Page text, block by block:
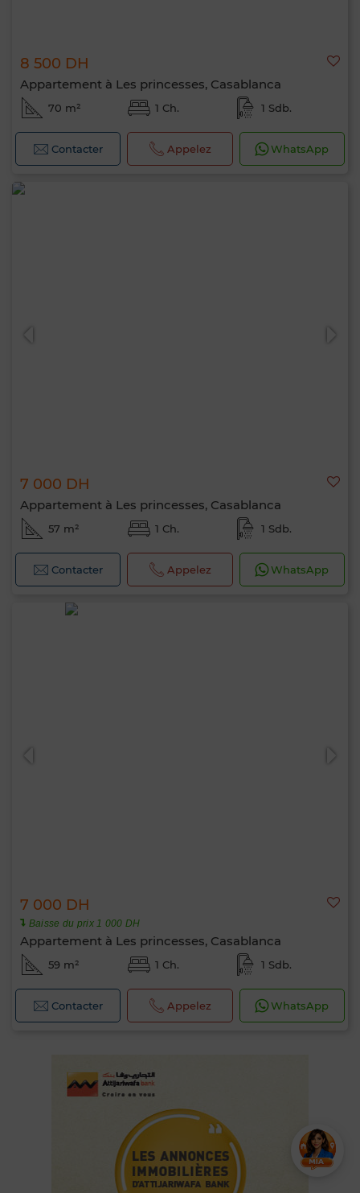
8 500 DH
Appartement à Les princesses, Casablanca
70 m² 1 Ch. 1 Sdb.
Contacter Appelez WhatsApp
7 000 DH
Appartement à Les princesses, Casablanca
57 m² 1 Ch. 1 Sdb.
Contacter Appelez WhatsApp
7 000 DH
Baisse du prix 1 000 DH
Appartement à Les princesses, Casablanca
59 m² 1 Ch. 1 Sdb.
Contacter Appelez WhatsApp